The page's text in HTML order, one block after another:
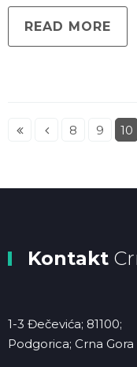
READ MORE
8 9 10
Kontakt
1-3 Đečevića; 81100;
Podgorica; Crna Gora